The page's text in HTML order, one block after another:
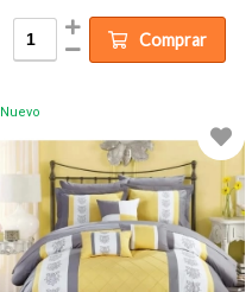
Comprar
Nuevo